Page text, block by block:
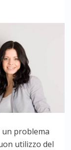
un problema
utilizzo del